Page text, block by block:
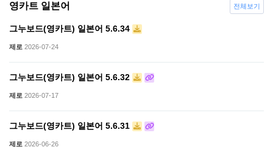
영카트 일본어
그누보드(영카트) 일본어 5.6.34
제로 2026-07-24
그누보드(영카트) 일본어 5.6.32
제로 2026-07-17
그누보드(영카트) 일본어 5.6.31
제로 2026-06-26
전체보기